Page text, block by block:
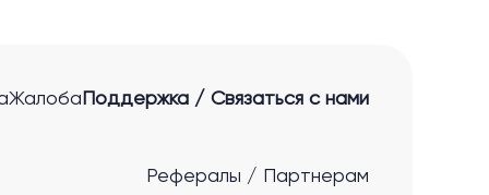
Жалоба Поддержка / Связаться с нами
Рефералы / Партнерам